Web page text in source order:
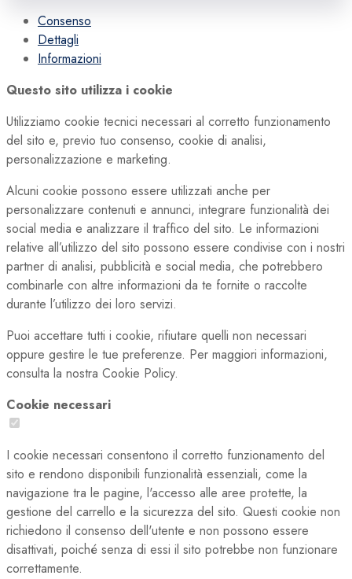
Consenso
Dettagli
Informazioni
Questo sito utilizza i cookie
Utilizziamo cookie tecnici necessari al corretto funzionamento
del sito e, previo tuo consenso, cookie di analisi,
personalizzazione e marketing.
Alcuni cookie possono essere utilizzati anche per
personalizzare contenuti e annunci, integrare funzionalità dei
social media e analizzare il traffico del sito. Le informazioni
relative all’utilizzo del sito possono essere condivise con i nostri
partner di analisi, pubblicità e social media, che potrebbero
combinarle con altre informazioni da te fornite o raccolte
durante l’utilizzo dei loro servizi.
Puoi accettare tutti i cookie, rifiutare quelli non necessari
oppure gestire le tue preferenze. Per maggiori informazioni,
consulta la nostra Cookie Policy.
Cookie necessari
I cookie necessari consentono il corretto funzionamento del
sito e rendono disponibili funzionalità essenziali, come la
navigazione tra le pagine, l'accesso alle aree protette, la
gestione del carrello e la sicurezza del sito. Questi cookie non
richiedono il consenso dell'utente e non possono essere
disattivati, poiché senza di essi il sito potrebbe non funzionare
correttamente.